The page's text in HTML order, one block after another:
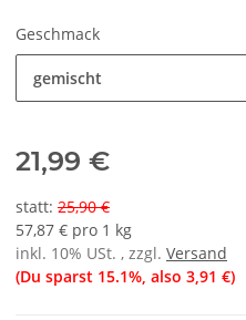
Geschmack
gemischt
21,99 €
statt: 25,90 €
57,87 € pro 1 kg
inkl. 10% USt. , zzgl. Versand
(Du sparst 15.1%, also 3,91 €)